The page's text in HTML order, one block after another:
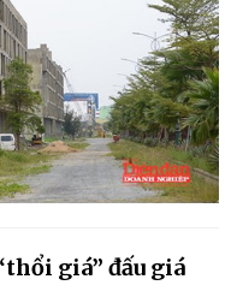
giá” đấu giá